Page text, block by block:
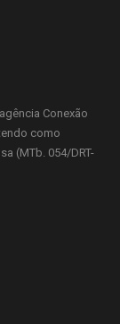
Conexão
como
(MTb. 054/DRT-